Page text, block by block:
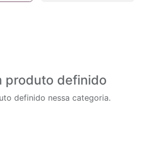
produto definido
definido nessa categoria.